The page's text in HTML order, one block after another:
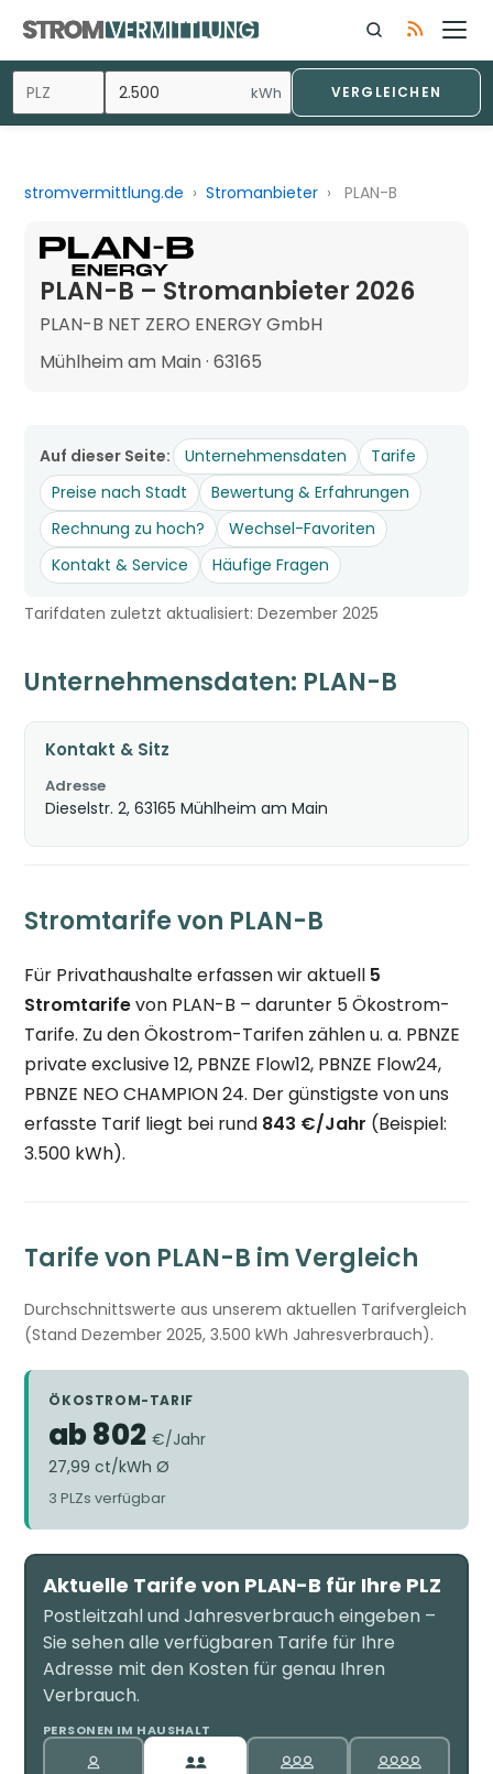
kWh VERGLEICHEN
stromvermittlung.de › Stromanbieter › PLAN-B
PLAN-B – Stromanbieter 2026
PLAN-B NET ZERO ENERGY GmbH
Mühlheim am Main · 63165
Auf dieser Seite: Unternehmensdaten
Tarife
Preise nach Stadt
Bewertung & Erfahrungen
Rechnung zu hoch?
Wechsel-Favoriten
Kontakt & Service
Häufige Fragen
Tarifdaten zuletzt aktualisiert: Dezember 2025
Unternehmensdaten: PLAN-B
Kontakt & Sitz
Adresse
Dieselstr. 2, 63165 Mühlheim am Main
Stromtarife von PLAN-B
Für Privathaushalte erfassen wir aktuell 5
Stromtarifevon PLAN-B – darunter 5 Ökostrom-
Tarife. Zu den Ökostrom-Tarifen zählen u. a. PBNZE
private exclusive 12, PBNZE Flow12, PBNZE Flow24,
PBNZE NEO CHAMPION 24. Der günstigste von uns
erfasste Tarif liegt bei rund 843 €/Jahr (Beispiel:
3.500 kWh).
Tarife von PLAN-B im Vergleich
Durchschnittswerte aus unserem aktuellen Tarifvergleich
(Stand Dezember 2025, 3.500 kWh Jahresverbrauch).
ÖKOSTROM-TARIF
ab 802€/Jahr
27,99 ct/kWh Ø
3 PLZs verfügbar
Aktuelle Tarife von PLAN-B für Ihre PLZ
Postleitzahl und Jahresverbrauch eingeben –
Sie sehen alle verfügbaren Tarife für Ihre
Adresse mit den Kosten für genau Ihren
Verbrauch.
PERSONEN IM HAUSHALT